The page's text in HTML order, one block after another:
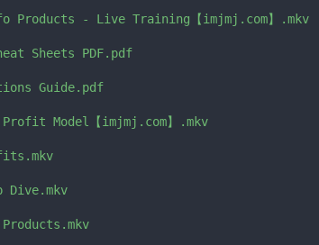
- Live Training【imjmj.com】.mkv
Sheets PDF.pdf
Guide.pdf
Model【imjmj.com】.mkv